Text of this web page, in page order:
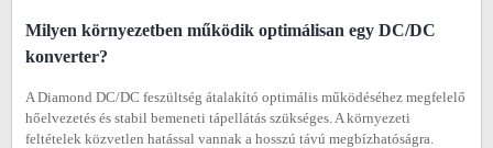
Milyen környezetben működik optimálisan egy DC/DC
konverter?
A Diamond DC/DC feszültség átalakító optimális működéséhez megfelelő
hőelvezetés és stabil bemeneti tápellátás szükséges. A környezeti
feltételek közvetlen hatással vannak a hosszú távú megbízhatóságra.